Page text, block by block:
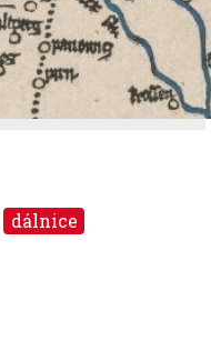
dálnice